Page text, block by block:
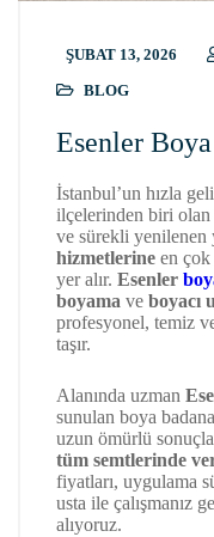
ŞUBAT 13, 2026
BLOG
Esenler
İstanbul’un hızla
ilçelerinden biri olan
ve sürekli yenilenen
hizmetlerine en çok
yer alır. Esenler
boyama ve boyacı
profesyonel, temiz
taşır.
Alanında uzman
sunulan boya
uzun ömürlü
tüm semtlerinde
fiyatları, uygulama
usta ile çalışmanız
alıyoruz.